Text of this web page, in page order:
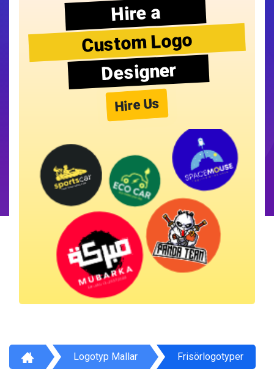
Hire a
Custom Logo
Designer
Hire Us
Logotyp Mallar Frisörlogotyper